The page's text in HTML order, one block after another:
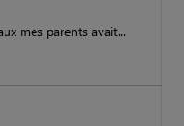
mes parents avait...